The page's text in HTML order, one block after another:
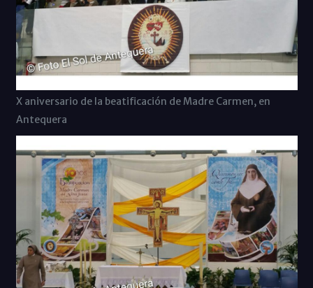
X aniversario de la beatificación de Madre Carmen, en
Antequera